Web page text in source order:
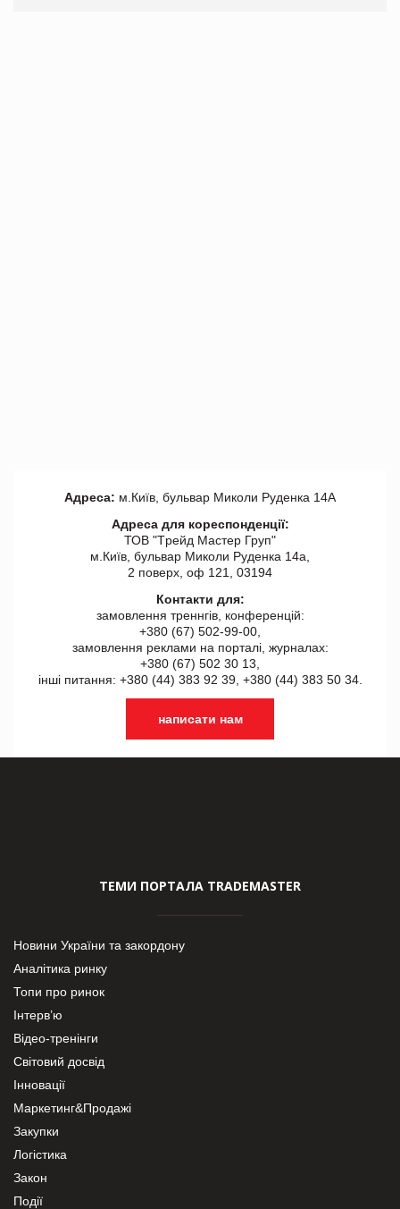
Адреса: м.Київ, бульвар Миколи Руденка 14А
Адреса для кореспонденції:
ТОВ "Tрейд Мастер Груп"
м.Київ, бульвар Миколи Руденка 14а,
2 поверх, оф 121, 03194
Контакти для:
замовлення треннгів, конференцій:
+380 (67) 502-99-00,
замовлення реклами на порталі, журналах:
+380 (67) 502 30 13,
інші питання: +380 (44) 383 92 39, +380 (44) 383 50 34.
написати нам
ТЕМИ ПОРТАЛА TRADEMASTER
Новини України та закордону
Аналітика ринку
Топи про ринок
Інтерв’ю
Відео-тренінги
Світовий досвід
Інновації
Маркетинг&Продажі
Закупки
Логістика
Закон
Події